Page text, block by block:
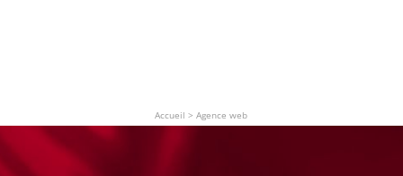
Accueil >Agence web